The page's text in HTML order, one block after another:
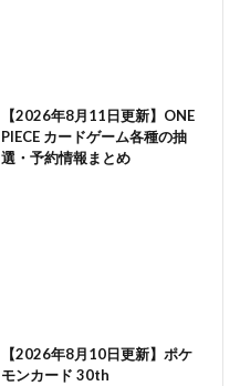
【2026年8月11日更新】ONE
PIECE カードゲーム各種の抽
選・予約情報まとめ
【2026年8月10日更新】ポケ
モンカード 30th